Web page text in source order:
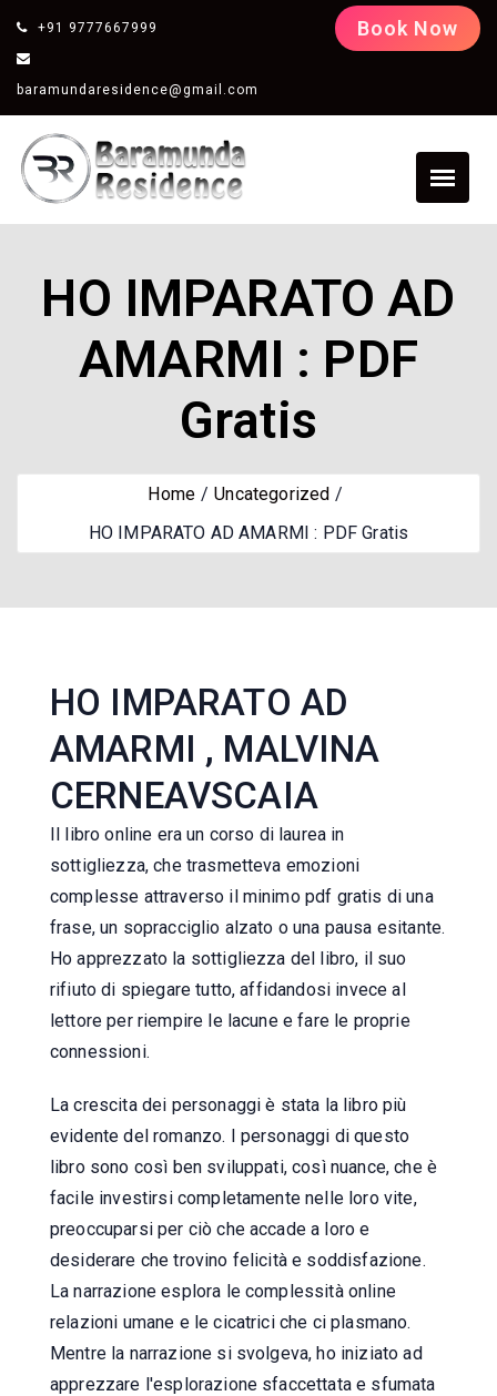
+91 9777667999
baramundaresidence@gmail.com
Book Now
HO IMPARATO AD
AMARMI : PDF
Gratis
Home
Uncategorized
HO IMPARATO AD AMARMI : PDF Gratis
HO IMPARATO AD
AMARMI , MALVINA
CERNEAVSCAIA
Il libro online era un corso di laurea in
sottigliezza, che trasmetteva emozioni
complesse attraverso il minimo pdf gratis di una
frase, un sopracciglio alzato o una pausa esitante.
Ho apprezzato la sottigliezza del libro, il suo
rifiuto di spiegare tutto, affidandosi invece al
lettore per riempire le lacune e fare le proprie
connessioni.
La crescita dei personaggi è stata la libro più
evidente del romanzo. I personaggi di questo
libro sono così ben sviluppati, così nuance, che è
facile investirsi completamente nelle loro vite,
preoccuparsi per ciò che accade a loro e
desiderare che trovino felicità e soddisfazione.
La narrazione esplora le complessità online
relazioni umane e le cicatrici che ci plasmano.
Mentre la narrazione si svolgeva, ho iniziato ad
apprezzare l'esplorazione sfaccettata e sfumata